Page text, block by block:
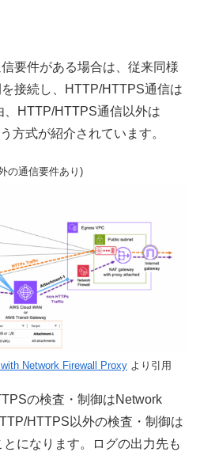
要件がある場合は、従来同様
接続し、HTTP/HTTPS通信は
、HTTP/HTTPS通信以外は
方式が紹介されています。
の通信要件あり)
Network Firewall Proxy より引用
の検査・制御はNetwork
HTTPS以外の検査・制御は
になります。ログの出力先も